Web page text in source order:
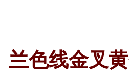
兰色线金叉